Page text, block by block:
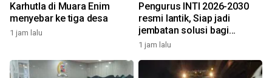
Karhutla di Muara Enim
menyebar ke tiga desa
1 jam lalu
Pengurus INTI 2026-2030
resmi lantik, Siap jadi
jembatan solusi bagi
persoalan bangsa
1 jam lalu